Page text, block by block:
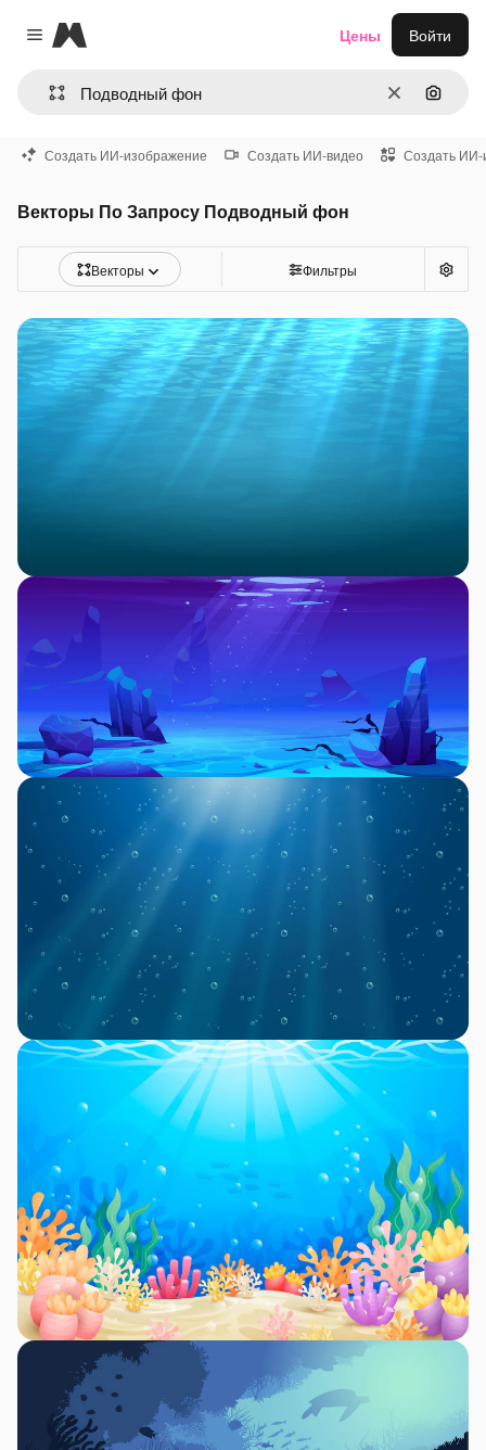
Close menu
Magnific
ОчиститьПоиск
Цены Войти
Создать ИИ-изображение Создать ИИ-видео Создать ИИ-
Векторы По Запросу Подводный фон
Векторы Фильтры